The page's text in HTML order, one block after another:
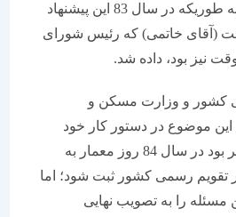
دست پیدا کرده است به طوریکه در سال 83 این پیشنهاد
خاتمی) که رئیس شورای
بود، داده شد.
و وزارت مسکن و
در دستور کار خود
قرار دادند که اگر میسر بود در سال 84 روز معمار به
رسمی کشور ثبت شود؛ اما
را به تصویب نهایی